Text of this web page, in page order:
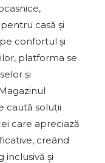
casă și
confortul și
platforma se
și
caută soluții
care apreciază
creând
inclusivă și